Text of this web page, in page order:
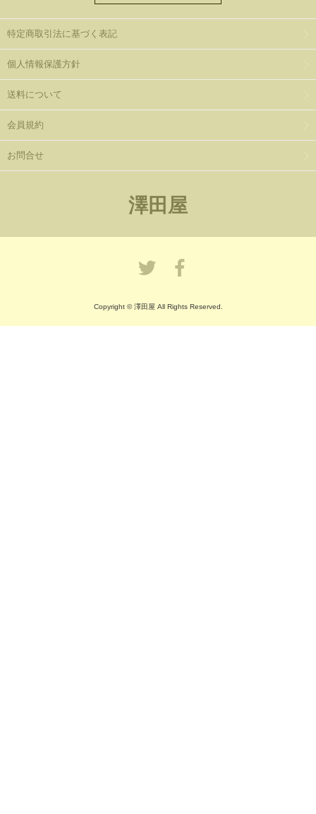
特定商取引法に基づく表記
個人情報保護方針
送料について
会員規約
お問合せ
澤田屋
Copyright © 澤田屋 All Rights Reserved.